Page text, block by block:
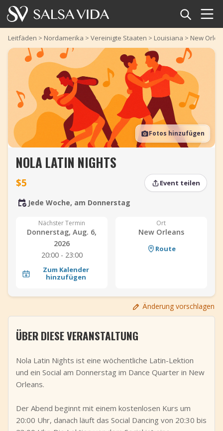
Startseite
Veranstaltungen
Nachrichten
Artikel
Videos
Salsa-Begriffe
Shop
TuneTempo
Event hinzufügen
Leitfäden > Nordamerika > Vereinigte Staaten > Louisiana > New
Fotos hinzufügen
NOLA LATIN NIGHTS
$5 Event teilen
Jede Woche, am Donnerstag
Nächster Termin
Donnerstag, Aug. 6,
2026
20:00 - 23:00
Zum Kalender
hinzufügen
Ort
New Orleans
Route
Änderung vorschlagen
ÜBER DIESE VERANSTALTUNG
Nola Latin Nights ist eine wöchentliche Latin-Lektion
und ein Social am Donnerstag im Dance Quarter in New
Orleans.
Der Abend beginnt mit einem kostenlosen Kurs um
20:00 Uhr, danach läuft das Social Dancing von 20:30 bis